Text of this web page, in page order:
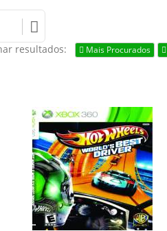
resultados: Mais Procurados